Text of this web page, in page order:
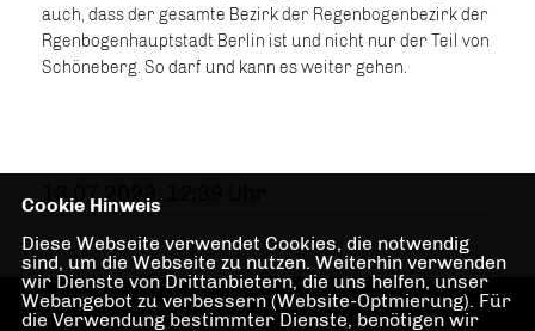
auch, dass der gesamte Bezirk der Regenbogenbezirk der
Rgenbogenhauptstadt Berlin ist und nicht nur der Teil von
Schöneberg. So darf und kann es weiter gehen.
13.07.2023, 12:39 Uhr
Cookie Hinweis
Diese Webseite verwendet Cookies, die notwendig
sind, um die Webseite zu nutzen. Weiterhin verwenden
wir Dienste von Drittanbietern, die uns helfen, unser
Webangebot zu verbessern (Website-Optmierung). Für
die Verwendung bestimmter Dienste, benötigen wir